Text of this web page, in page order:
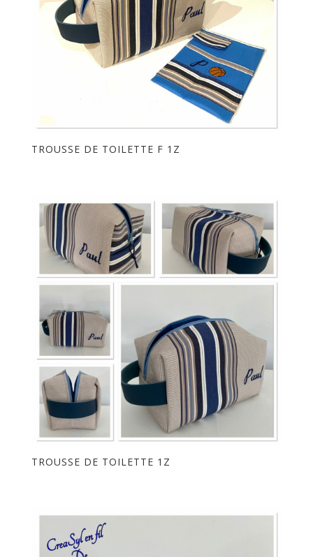
TROUSSE DE TOILETTE F 1Z
TROUSSE DE TOILETTE 1Z